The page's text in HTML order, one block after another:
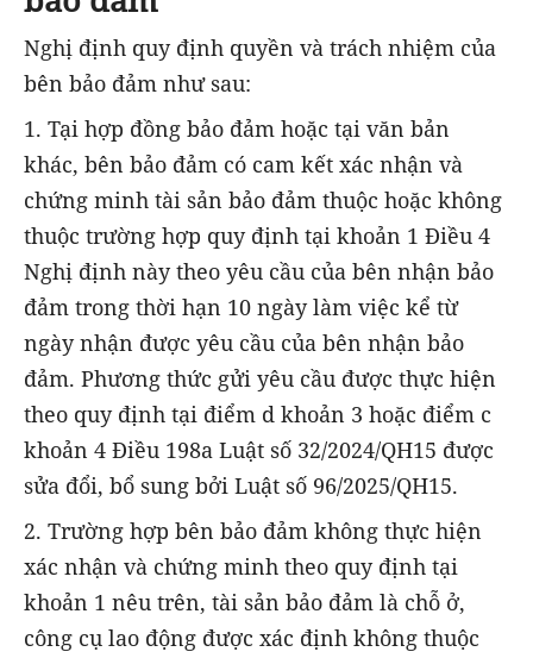
Nghị định quy định quyền và trách nhiệm của
bên bảo đảm như sau:
1. Tại hợp đồng bảo đảm hoặc tại văn bản
khác, bên bảo đảm có cam kết xác nhận và
chứng minh tài sản bảo đảm thuộc hoặc không
thuộc trường hợp quy định tại khoản 1 Điều 4
Nghị định này theo yêu cầu của bên nhận bảo
đảm trong thời hạn 10 ngày làm việc kể từ
ngày nhận được yêu cầu của bên nhận bảo
đảm. Phương thức gửi yêu cầu được thực hiện
theo quy định tại điểm d khoản 3 hoặc điểm c
khoản 4 Điều 198a Luật số 32/2024/QH15 được
sửa đổi, bổ sung bởi Luật số 96/2025/QH15.
2. Trường hợp bên bảo đảm không thực hiện
xác nhận và chứng minh theo quy định tại
khoản 1 nêu trên, tài sản bảo đảm là chỗ ở,
công cụ lao động được xác định không thuộc